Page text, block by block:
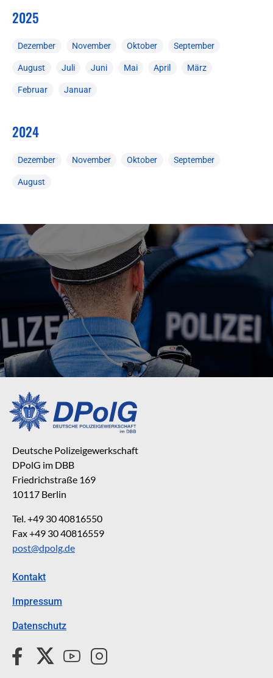
2025
Dezember November Oktober September
August Juli Juni Mai April März
Februar Januar
2024
Dezember November Oktober September
August
Deutsche Polizeigewerkschaft
DPolG im DBB
Friedrichstraße 169
10117 Berlin
Tel. +49 30 40816550
Fax +49 30 40816559
post@dpolg.de
Kontakt
Impressum
Datenschutz